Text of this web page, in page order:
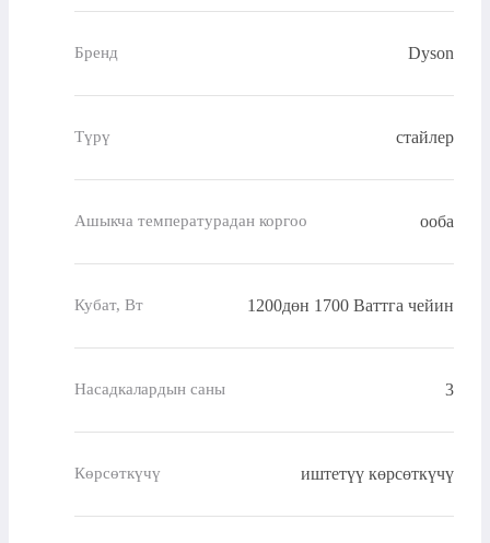
Бренд Dyson
Түрү стайлер
Ашыкча температурадан коргоо ооба
Кубат, Вт 1200дөн 1700 Ваттга чейин
Насадкалардын саны 3
Көрсөткүчү иштетүү көрсөткүчү